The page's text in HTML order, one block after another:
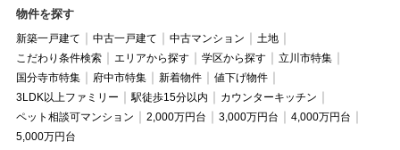
物件を探す
新築一戸建て 中古一戸建て 中古マンション
土地
こだわり条件検索
エリアから探す 学区から探す
立川市特集
国分寺市特集
府中市特集 新着物件
値下げ物件
3LDK以上ファミリー
駅徒歩15分以内
カウンターキッチン
ペット相談可マンション
2,000万円台 3,000万円台
4,000万円台
5,000万円台